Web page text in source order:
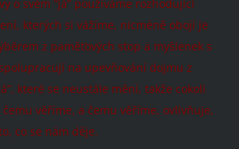
o svém “já” používáme rozhodující
kterých si vážíme, nicméně obojí je
z paměťových stop a myšlenek s
na upevňování dojmu z
které se neustále mění, takže cokoli
věříme, a čemu věříme, ovlivňuje,
co se nám děje.